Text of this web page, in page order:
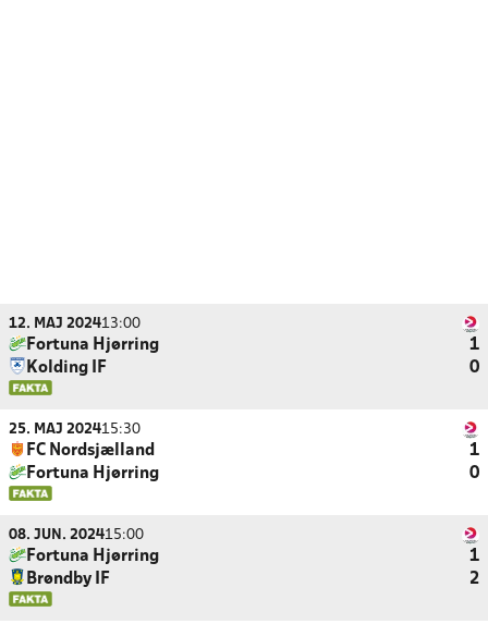
12. MAJ 202413:00
Fortuna Hjørring
1
Kolding IF
0
25. MAJ 202415:30
FC Nordsjælland
1
Fortuna Hjørring
0
08. JUN. 202415:00
Fortuna Hjørring
1
Brøndby IF
2